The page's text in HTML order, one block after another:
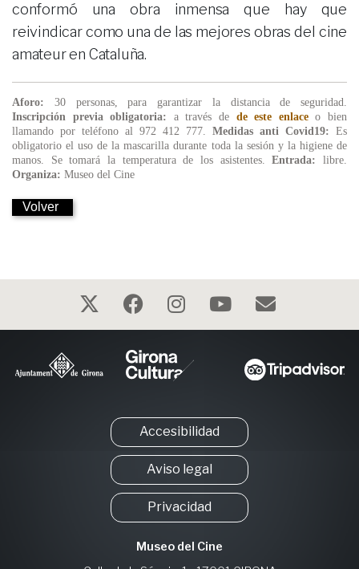
conformó una obra inmensa que hay que
reivindicar como una de las mejores obras del cine
amateur en Cataluña.
Aforo: 30 personas, para garantizar la distancia de seguridad.
Inscripción previa obligatoria: a través de de este enlaceo bien
llamando por teléfono al 972 412 777. Medidas anti Covid19: Es
obligatorio el uso de la mascarilla durante toda la sesión y la higiene de
manos. Se tomará la temperatura de los asistentes.Entrada: libre.
Organiza: Museo del Cine
Volver
Accesibilidad
Aviso legal
Privacidad
Museo del Cine